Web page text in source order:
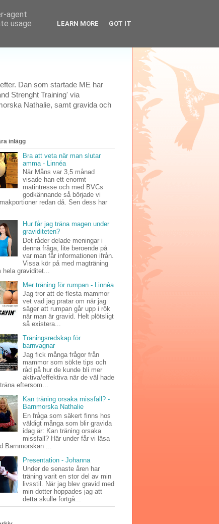
Dan som startade ME har
Strenght Training' via
Nathalie, samt gravida och
inlägg
Bra att veta när man slutar
amma - Linnéa
När Måns var 3,5 månad
visade han ett enormt
matintresse och med BVCs
godkännande så började vi
redan då. Sen dess har
Hur får jag träna magen under
graviditeten?
Det råder delade meningar i
denna fråga, lite beroende på
var man får informationen ifrån.
Vissa kör på med magträning
hela graviditet...
Mer träning för rumpan - Linnèa
Jag tror att de flesta mammor
vet vad jag pratar om när jag
säger att rumpan går upp i rök
när man är gravid. Helt plötsligt
så existera...
Träningsredskap för
barnvagnar
Jag fick många frågor från
mammor som sökte tips och
råd på hur de kunde bli mer
aktiva/effektiva när de väl hade
eftersom...
Kan träning orsaka missfall? -
Barnmorska Nathalie
En fråga som säkert finns hos
väldigt många som blir gravida
idag är: Kan träning orsaka
missfall? Här under får vi läsa
Barnmorskan ...
Presentation - Johanna
Under de senaste åren har
träning varit en stor del av min
livsstil. När jag blev gravid med
min dotter hoppades jag att
detta skulle fortgå...
agent
usage
LEARN MORE GOT IT